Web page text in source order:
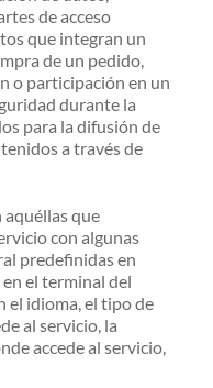
de acceso
que integran un
de un pedido,
o participación en un
durante la
para la difusión de
a través de
aquéllas que
con algunas
predefinidas en
el terminal del
el idioma, el tipo de
al servicio, la
accede al servicio,